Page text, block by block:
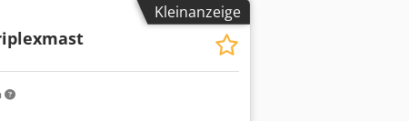
Kleinanzeige